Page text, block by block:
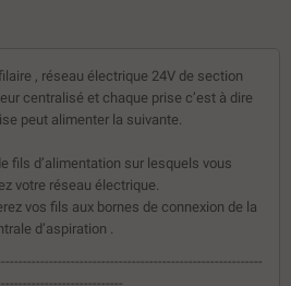
, réseau électrique 24V de section
centralisé et chaque prise c’est à dire
peut alimenter la suivante.
fils d’alimentation sur lesquels vous
votre réseau électrique.
vos fils aux bornes de connexion de la
d’aspiration .